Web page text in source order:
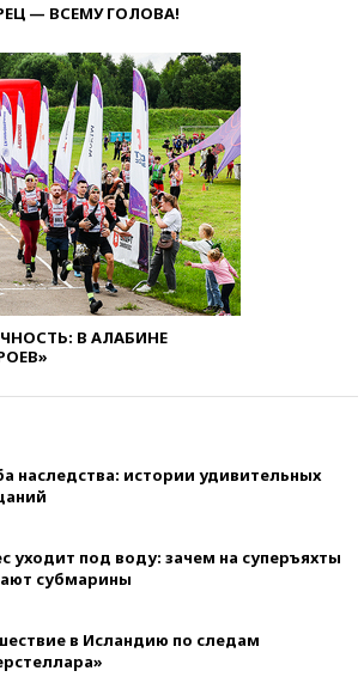
— ВСЕМУ ГОЛОВА!
В АЛАБИНЕ
наследства: истории удивительных
уходит под воду: зачем на суперъяхты
субмарины
в Исландию по следам